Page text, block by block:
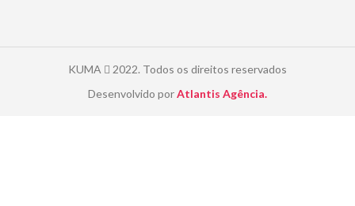
KUMA
2022. Todos os direitos reservados
Desenvolvido porAtlantis Agência.